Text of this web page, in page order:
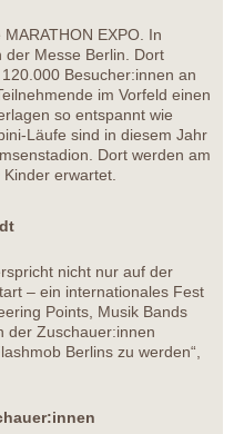
EXPO. In
Messe Berlin. Dort
Besucher:innen an
im Vorfeld einen
so entspannt wie
Läufe sind in diesem Jahr
Dort werden am
erwartet.
nicht nur auf der
– ein internationales Fest
Points, Musik Bands
der Zuschauer:innen
Berlins zu werden“,